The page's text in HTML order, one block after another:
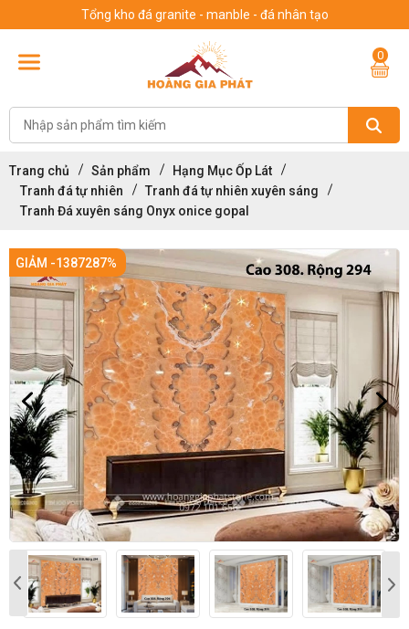
Tổng kho đá granite - manble - đá nhân tạo
0
Trang chủ Sản phẩm
Hạng Mục Ốp Lát
Tranh đá tự nhiên
Tranh đá tự nhiên xuyên sáng
Tranh Đá xuyên sáng Onyx onice gopal
GIẢM -1387287%